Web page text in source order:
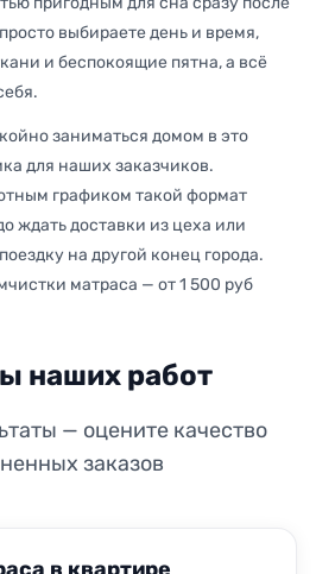
выбираете день и время,
и беспокоящие пятна, а всё
заниматься домом в это
для наших заказчиков.
графиком такой формат
ждать доставки из цеха или
на другой конец города.
матраса — от 1 500 руб
наших работ
— оцените качество
заказов